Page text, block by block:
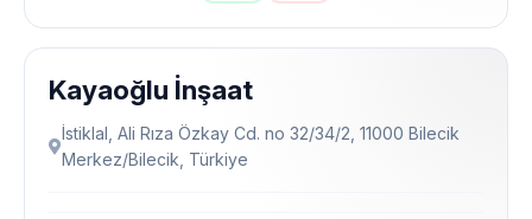
Kayaoğlu İnşaat
İstiklal, Ali Rıza Özkay Cd. no 32/34/2, 11000 Bilecik
Merkez/Bilecik, Türkiye